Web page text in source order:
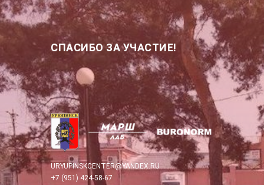
СПАСИБО ЗА УЧАСТИЕ!
URYUPINSKCENTER@YANDEX.RU
+7 (951) 424-58-67